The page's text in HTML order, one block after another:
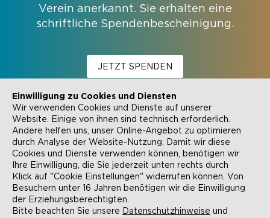
Verein anerkannt. Sie erhalten eine
schriftliche Spendenbescheinigung.
JETZT SPENDEN
NEWSLETTER KONTAKT
ANFAHRT BARRIEREFREIHEIT
SUCHE
Einwilligung zu Cookies und Diensten
Wir verwenden Cookies und Dienste auf unserer
Website. Einige von ihnen sind technisch erforderlich.
Andere helfen uns, unser Online-Angebot zu optimieren
durch Analyse der Website-Nutzung. Damit wir diese
Cookies und Dienste verwenden können, benötigen wir
Ihre Einwilligung, die Sie jederzeit unten rechts durch
Klick auf "Cookie Einstellungen" widerrufen können. Von
Besuchern unter 16 Jahren benötigen wir die Einwilligung
der Erziehungsberechtigten.
Bitte beachten Sie unsere Datenschutzhinweise und